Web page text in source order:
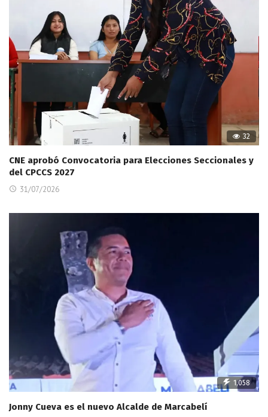
32
CNE aprobó Convocatoria para Elecciones Seccionales y
del CPCCS 2027
31/07/2026
1,058
Jonny Cueva es el nuevo Alcalde de Marcabelí